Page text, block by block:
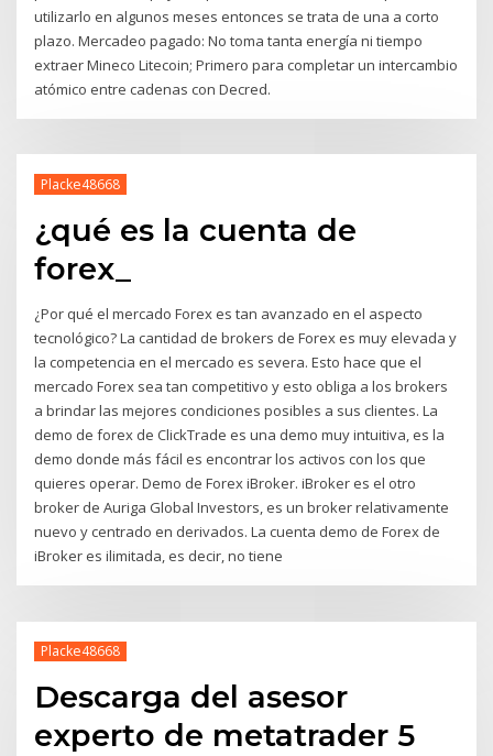
utilizarlo en algunos meses entonces se trata de una a corto
plazo. Mercadeo pagado: No toma tanta energía ni tiempo
extraer Mineco Litecoin; Primero para completar un intercambio
atómico entre cadenas con Decred.
Placke48668
¿qué es la cuenta de
forex_
¿Por qué el mercado Forex es tan avanzado en el aspecto
tecnológico? La cantidad de brokers de Forex es muy elevada y
la competencia en el mercado es severa. Esto hace que el
mercado Forex sea tan competitivo y esto obliga a los brokers
a brindar las mejores condiciones posibles a sus clientes. La
demo de forex de ClickTrade es una demo muy intuitiva, es la
demo donde más fácil es encontrar los activos con los que
quieres operar. Demo de Forex iBroker. iBroker es el otro
broker de Auriga Global Investors, es un broker relativamente
nuevo y centrado en derivados. La cuenta demo de Forex de
iBroker es ilimitada, es decir, no tiene
Placke48668
Descarga del asesor
experto de metatrader 5